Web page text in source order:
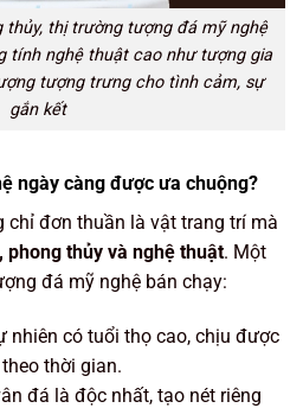
thủy, thị trường tượng đá mỹ nghệ
tính nghệ thuật cao như tượng gia
tượng trưng cho tình cảm, sự
gắn kết
ngày càng được ưa chuộng?
chỉ đơn thuần là vật trang trí mà
phong thủy và nghệ thuật. Một
đá mỹ nghệ bán chạy:
nhiên có tuổi thọ cao, chịu được
thời gian.
đá là độc nhất, tạo nét riêng